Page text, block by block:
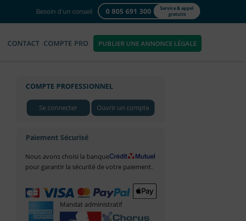
Besoin d'un conseil 0 805 691 300
Service & appel
gratuits
CONTACT COMPTE PRO PUBLIER UNE ANNONCE LÉGALE
COMPTE PROFESSIONNEL
Se connecter Ouvrir un compte
Paiement Sécurisé
Nous avons choisi la banque
pour garantir la sécurité de votre paiement.
Mandat administratif